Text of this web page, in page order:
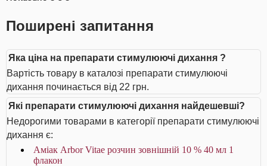
Поширені запитання
Яка ціна на препарати стимулюючі дихання ?
Вартість товару в каталозі препарати стимулюючі
дихання починається від 22 грн.
Які препарати стимулюючі дихання найдешевші?
Недорогими товарами в категорії препарати стимулюючі
дихання є:
Аміак Arbor Vitae розчин зовнішній 10 % 40 мл 1
флакон